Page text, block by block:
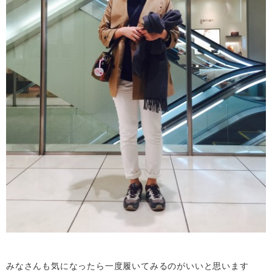
みなさんも気になったら一度履いてみるのがいいと思います